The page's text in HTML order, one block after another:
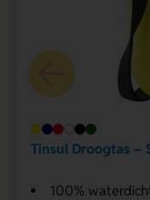
Tinsul Droogtas –
100%